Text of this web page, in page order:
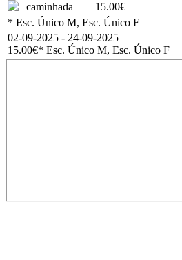
caminhada
15.00€
* Esc. Único M, Esc. Único F
02-09-2025 - 24-09-2025
15.00€* Esc. Único M, Esc. Único F